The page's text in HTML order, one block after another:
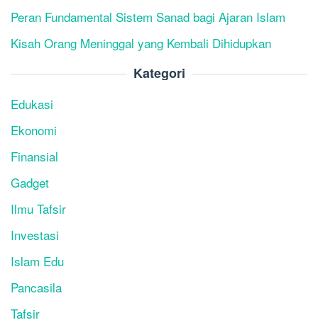
Peran Fundamental Sistem Sanad bagi Ajaran Islam
Kisah Orang Meninggal yang Kembali Dihidupkan
Kategori
Edukasi
Ekonomi
Finansial
Gadget
Ilmu Tafsir
Investasi
Islam Edu
Pancasila
Tafsir